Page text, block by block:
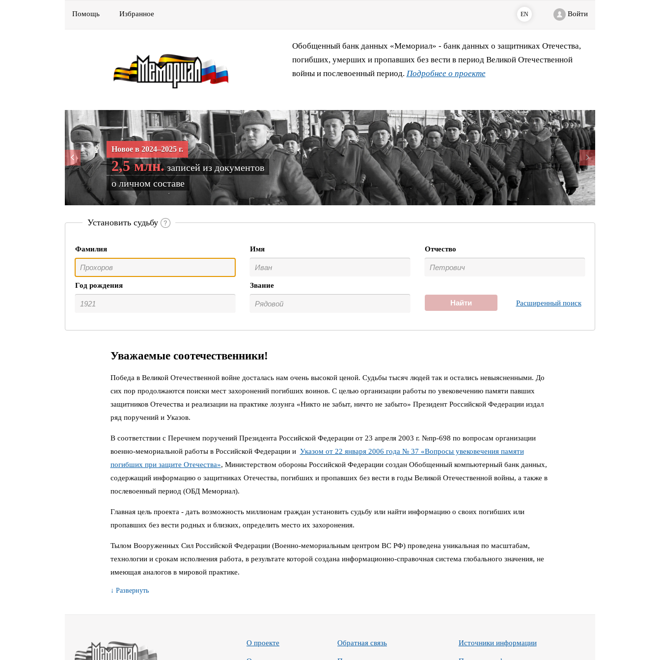
Помощь Избранное EN Войти
Обобщенный банк данных «Мемориал» - банк данных о защитниках Отечества,
погибших, умерших и пропавших без вести в период Великой Отечественной
войны и послевоенный период. Подробнее о проекте
Новое в 2024–2025 г.
2,5 млн.записей из документов
о личном составе
Установить судьбу
Фамилия Имя Отчество
Год рождения Звание
Найти Расширенный поиск
Уважаемые соотечественники!
Победа в Великой Отечественной войне досталась нам очень высокой ценой. Судьбы тысяч людей так и остались невыясненными. До
сих пор продолжаются поиски мест захоронений погибших воинов. С целью организации работы по увековечению памяти павших
защитников Отечества и реализации на практике лозунга «Никто не забыт, ничто не забыто» Президент Российской Федерации издал
ряд поручений и Указов.
В соответствии с Перечнем поручений Президента Российской Федерации от 23 апреля 2003 г. №пр-698 по вопросам организации
военно-мемориальной работы в Российской Федерации и Указом от 22 января 2006 года № 37 «Вопросы увековечения памяти
погибших при защите Отечества», Министерством обороны Российской Федерации создан Обобщенный компьютерный банк данных,
содержащий информацию о защитниках Отечества, погибших и пропавших без вести в годы Великой Отечественной войны, а также в
послевоенный период (ОБД Мемориал).
Главная цель проекта - дать возможность миллионам граждан установить судьбу или найти информацию о своих погибших или
пропавших без вести родных и близких, определить место их захоронения.
Тылом Вооруженных Сил Российской Федерации (Военно-мемориальным центром ВС РФ) проведена уникальная по масштабам,
технологии и срокам исполнения работа, в результате которой создана информационно-справочная система глобального значения, не
имеющая аналогов в мировой практике.
↓ Развернуть
О проекте Обратная связь Источники информации